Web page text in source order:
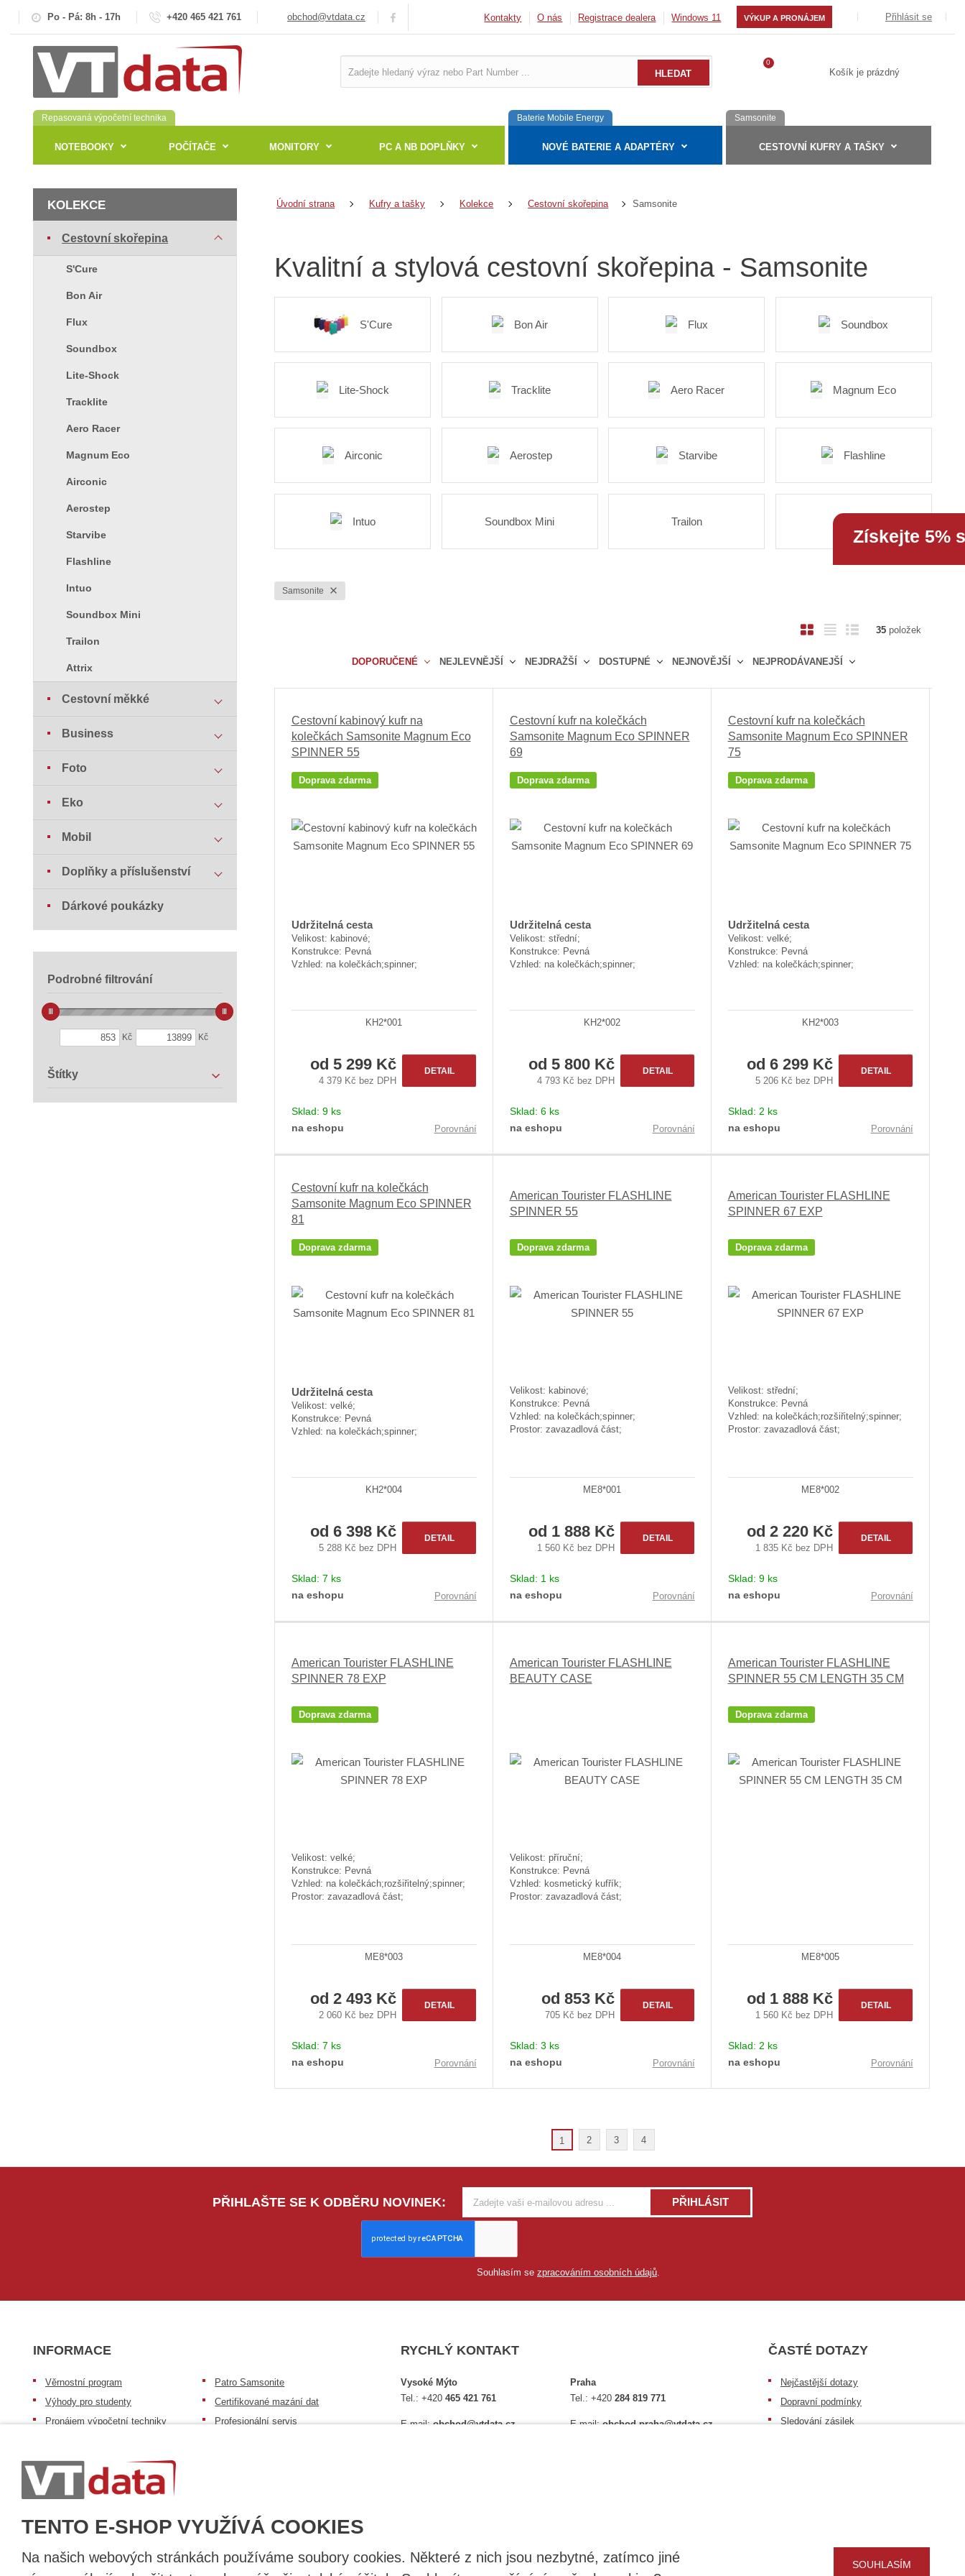
TENTO E-SHOP VYUŽÍVÁ COOKIES
Na našich webových stránkách používáme soubory cookies. Některé z nich jsou nezbytné, zatímco jiné
SOUHLASÍM
Po - Pá: 8h - 17h +420 465 421 761 obchod@vtdata.cz Kontakty O nás Registrace dealera Windows 11 VÝKUP A PRONÁJEM Přihlásit se
0
Košík je prázdný
Repasovaná výpočetní technika
NOTEBOOKY POČÍTAČE MONITORY PC A NB DOPLŇKY
Baterie Mobile Energy
NOVÉ BATERIE A ADAPTÉRY
Samsonite
CESTOVNÍ KUFRY A TAŠKY
Úvodní strana Kufry a tašky Kolekce Cestovní skořepina Samsonite
Kvalitní a stylová cestovní skořepina - Samsonite
S'Cure Bon Air Flux Soundbox
Lite-Shock Tracklite Aero Racer Magnum Eco
Airconic Aerostep Starvibe Flashline
Intuo Soundbox Mini Trailon
Samsonite
DOPORUČENÉ NEJLEVNĚJŠÍ NEJDRAŽŠÍ DOSTUPNÉ NEJNOVĚJŠÍ NEJPRODÁVANEJŠÍ
d
u
r
k
o
ý
v
p
i
T
b
k
o
p
i
v
ý
s
35položek
Cestovní kabinový kufr na
kolečkách Samsonite Magnum Eco
SPINNER 55
Doprava zdarma
Udržitelná cesta
Velikost: kabinové;
Konstrukce: Pevná
Vzhled: na kolečkách;spinner;
KH2*001
od5 299 Kč
4 379 Kč bez DPH
DETAIL
Sklad: 9 ks
na eshopu
Porovnání
Cestovní kufr na kolečkách
Samsonite Magnum Eco SPINNER
69
Doprava zdarma
Udržitelná cesta
Velikost: střední;
Konstrukce: Pevná
Vzhled: na kolečkách;spinner;
KH2*002
od5 800 Kč
4 793 Kč bez DPH
DETAIL
Sklad: 6 ks
na eshopu
Porovnání
Cestovní kufr na kolečkách
Samsonite Magnum Eco SPINNER
75
Doprava zdarma
Udržitelná cesta
Velikost: velké;
Konstrukce: Pevná
Vzhled: na kolečkách;spinner;
KH2*003
od6 299 Kč
5 206 Kč bez DPH
DETAIL
Sklad: 2 ks
na eshopu
Porovnání
Cestovní kufr na kolečkách
Samsonite Magnum Eco SPINNER
81
Doprava zdarma
Udržitelná cesta
Velikost: velké;
Konstrukce: Pevná
Vzhled: na kolečkách;spinner;
KH2*004
od6 398 Kč
5 288 Kč bez DPH
DETAIL
Sklad: 7 ks
na eshopu
Porovnání
American Tourister FLASHLINE
SPINNER 55
Doprava zdarma
Velikost: kabinové;
Konstrukce: Pevná
Vzhled: na kolečkách;spinner;
Prostor: zavazadlová část;
ME8*001
od 1 888 Kč
1 560 Kč bez DPH
DETAIL
Sklad: 1 ks
na eshopu
Porovnání
American Tourister FLASHLINE
SPINNER 67 EXP
Doprava zdarma
Velikost: střední;
Konstrukce: Pevná
Vzhled: na kolečkách;rozšiřitelný;spinner;
Prostor: zavazadlová část;
ME8*002
od2 220 Kč
1 835 Kč bez DPH
DETAIL
Sklad: 9 ks
na eshopu
Porovnání
American Tourister FLASHLINE
SPINNER 78 EXP
Doprava zdarma
Velikost: velké;
Konstrukce: Pevná
Vzhled: na kolečkách;rozšiřitelný;spinner;
Prostor: zavazadlová část;
ME8*003
od2 493 Kč
2 060 Kč bez DPH
DETAIL
Sklad: 7 ks
na eshopu
Porovnání
American Tourister FLASHLINE
BEAUTY CASE
Velikost: příruční;
Konstrukce: Pevná
Vzhled: kosmetický kufřík;
Prostor: zavazadlová část;
ME8*004
od853 Kč
705 Kč bez DPH
DETAIL
Sklad: 3 ks
na eshopu
Porovnání
American Tourister FLASHLINE
SPINNER 55 CM LENGTH 35 CM
Doprava zdarma
ME8*005
od 1 888 Kč
1 560 Kč bez DPH
DETAIL
Sklad: 2 ks
na eshopu
Porovnání
1 2 3 4
KOLEKCE
Cestovní skořepina
S'Cure
Bon Air
Flux
Soundbox
Lite-Shock
Tracklite
Aero Racer
Magnum Eco
Airconic
Aerostep
Starvibe
Flashline
Intuo
Soundbox Mini
Trailon
Attrix
Cestovní měkké
Business
Foto
Eko
Mobil
Doplňky a příslušenství
Dárkové poukázky
Podrobné filtrování
Kč Kč
Štítky
PŘIHLAŠTE SE K ODBĚRU NOVINEK: PŘIHLÁSIT
Souhlasím se zpracováním osobních údajů
INFORMACE
Věrnostní program
Výhody pro studenty
Pronájem výpočetní techniky
Patro repasovaná výpočetní
technika
Patro baterie mobile energy
Patro Samsonite
Certifikované mazání dat
Profesionální servis
Získejte 5%
RYCHLÝ KONTAKT
Vysoké Mýto
Tel.:+420465 421 761
E-mail:obchod@vtdata.cz
Praha
Tel.:+420284 819 771
E-mail:obchod.praha@vtdata.cz
ČASTÉ DOTAZY
Nejčastější dotazy
Dopravní podmínky
Sledování zásilek